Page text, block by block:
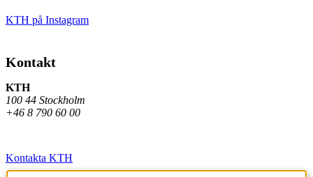
KTH på Instagram
Kontakt
KTH
100 44 Stockholm
+46 8 790 60 00
Kontakta KTH